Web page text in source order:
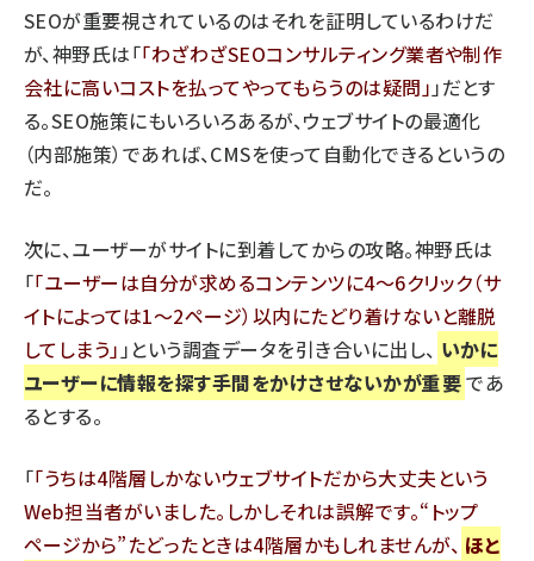
SEOが重要視されているのはそれを証明しているわけだ
が、神野氏は「 わざわざSEOコンサルティング業者や制作
会社に高いコストを払ってやってもらうのは疑問 」だとす
る。SEO施策にもいろいろあるが、ウェブサイトの最適化
（内部施策）であれば、CMSを使って自動化できるというの
だ。
次に、ユーザーがサイトに到着してからの攻略。神野氏は
「 ユーザーは自分が求めるコンテンツに4～6クリック（サ
イトによっては1～2ページ）以内にたどり着けないと離脱
してしまう 」という調査データを引き合いに出し、 いかに
ユーザーに情報を探す手間をかけさせないかが重要であ
るとする。
「 うちは4階層しかないウェブサイトだから大丈夫という
Web担当者がいました。しかしそれは誤解です。“トップ
ページから”たどったときは4階層かもしれませんが、 ほと